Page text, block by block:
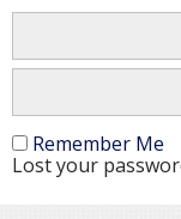
Remember Me
Lost your